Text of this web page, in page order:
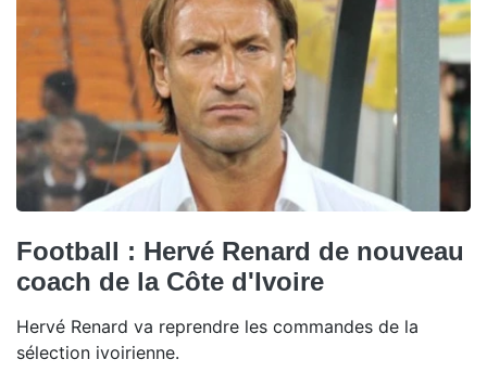
Football : Hervé Renard de nouveau
coach de la Côte d'Ivoire
Hervé Renard va reprendre les commandes de la
sélection ivoirienne.